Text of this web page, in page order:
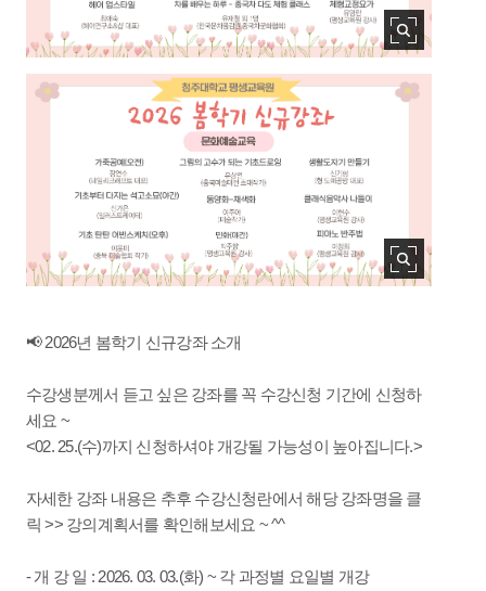
📢 2026년 봄학기 신규강좌 소개
수강생분께서 듣고 싶은 강좌를 꼭 수강신청 기간에 신청하
세요 ~
<02. 25.(수)까지 신청하셔야 개강될 가능성이 높아집니다.>
자세한 강좌 내용은 추후 수강신청란에서 해당 강좌명을 클
릭 >> 강의계획서를 확인해보세요 ~ ^^
- 개 강 일 : 2026. 03. 03.(화) ~ 각 과정별 요일별 개강